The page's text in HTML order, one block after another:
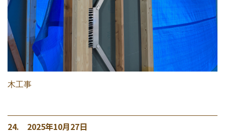
木工事
24. 2025年10月27日